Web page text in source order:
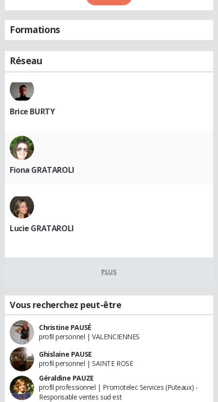
Formations
Réseau
Brice BURTY
Fiona GRATAROLI
Lucie GRATAROLI
PLUS
Vous recherchez peut-être
Christine PAUSÉ
profil personnel | VALENCIENNES
Ghislaine PAUSE
profil personnel | SAINTE ROSE
Géraldine PAUZE
profil professionnel | Promotelec Services (Puteaux) -
Responsable ventes sud est